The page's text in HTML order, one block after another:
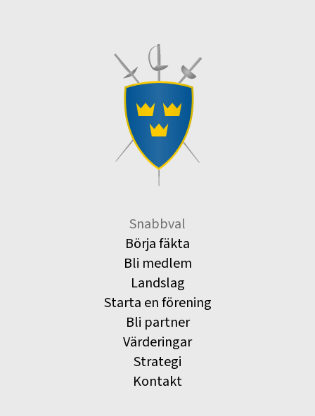
Snabbval
Börja fäkta
Bli medlem
Landslag
Starta en förening
Bli partner
Värderingar
Strategi
Kontakt